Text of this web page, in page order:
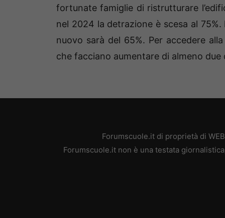
fortunate famiglie di ristrutturare
nel 2024 la detrazione è scesa al
nuovo sarà del 65%. Per accedere
che facciano aumentare di almeno due
Forumscuole.it di proprietà di
Forumscuole.it non è una testata